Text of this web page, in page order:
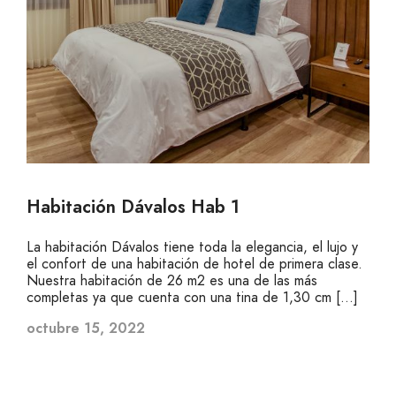
Habitación Dávalos Hab 1
La habitación Dávalos tiene toda la elegancia, el lujo y
el confort de una habitación de hotel de primera clase.
Nuestra habitación de 26 m2 es una de las más
completas ya que cuenta con una tina de 1,30 cm […]
octubre 15, 2022